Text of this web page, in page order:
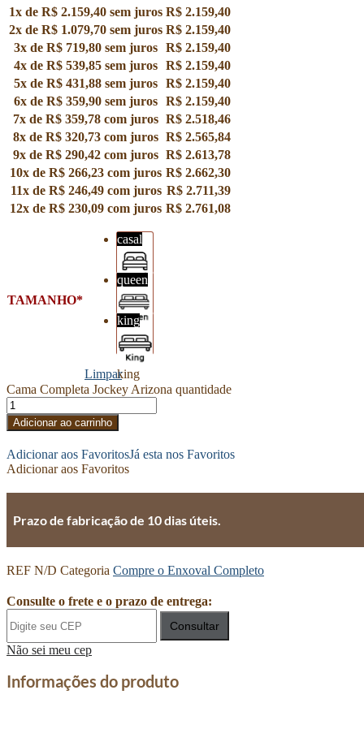
1x de R$ 2.159,40 sem juros R$ 2.159,40
2x de R$ 1.079,70 sem juros R$ 2.159,40
3x de R$ 719,80 sem juros R$ 2.159,40
4x de R$ 539,85 sem juros R$ 2.159,40
5x de R$ 431,88 sem juros R$ 2.159,40
6x de R$ 359,90 sem juros R$ 2.159,40
7x de R$ 359,78 com juros R$ 2.518,46
8x de R$ 320,73 com juros R$ 2.565,84
9x de R$ 290,42 com juros R$ 2.613,78
10x de R$ 266,23 com juros R$ 2.662,30
11x de R$246,49com juros R$2.711,39
12x de R$ 230,09 com juros R$ 2.761,08
TAMANHO
casal
casal
queen
queen
king
king
Limpar
Cama Completa Jockey Arizona quantidade
Adicionar ao carrinho
Adicionar aos FavoritosJá esta nos Favoritos
Adicionar aos Favoritos
Prazo de fabricação de 10 dias úteis.
REF N/D Categoria Compre o Enxoval Completo
Consulte o frete e o prazo de entrega:
Consultar
Não sei meu cep
Informações do produto